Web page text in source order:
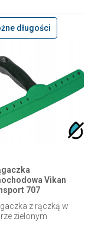
długości
Vikan
707
z rączką w
zielonym